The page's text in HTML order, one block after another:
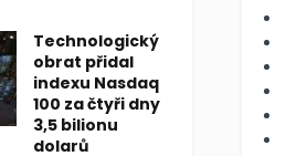
Technologický
obrat přidal
indexu Nasdaq
100 za čtyři dny
3,5 bilionu
dolarů